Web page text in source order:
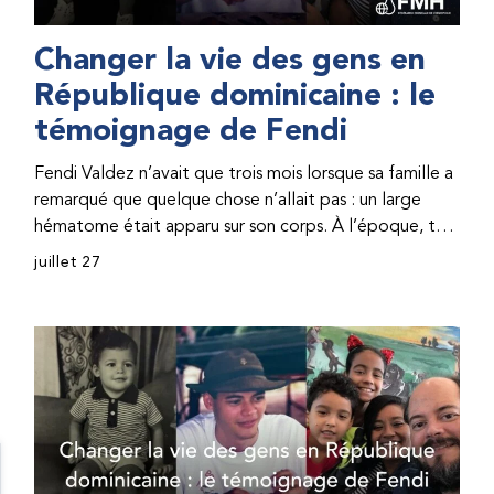
Changer la vie des gens en
République dominicaine : le
témoignage de Fendi
Fendi Valdez n’avait que trois mois lorsque sa famille a
remarqué que quelque chose n’allait pas : un large
hématome était apparu sur son corps. À l’époque, très
peu de professionnel·les de santé de République
correct, le traitement était encore largement
indisponible. Les concentrés de facteur étaient chers
et difficiles à se procurer. Afin que son traitement dure
plus longtemps, Fendi prenait parfois une dose
inférieure à celle prescrite. À cause de ces soins limités,
il avait fréquemment des saignements, manquait
juillet 27